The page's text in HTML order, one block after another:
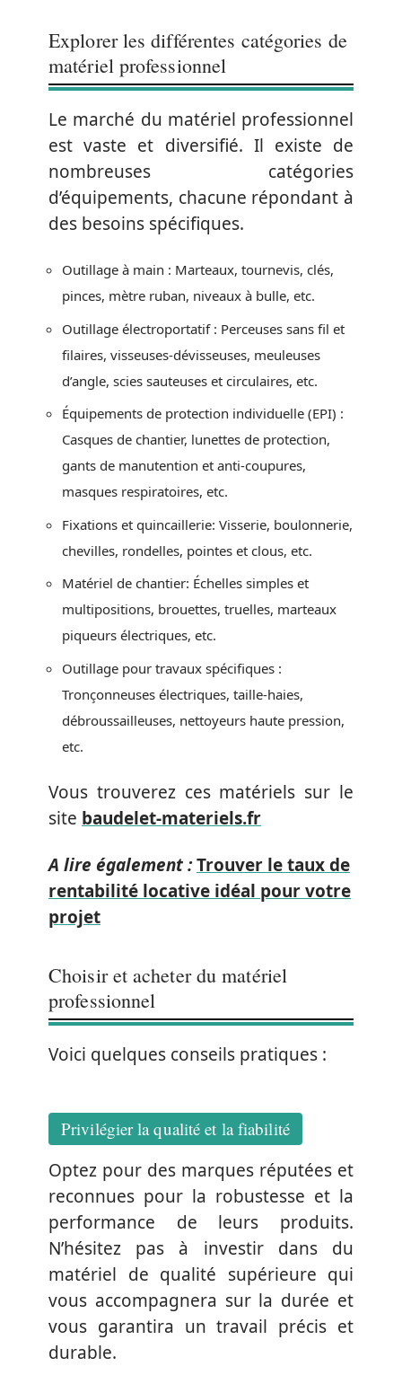
Explorer les différentes catégories de
matériel professionnel
Le marché du matériel professionnel
est vaste et diversifié. Il existe de
nombreuses catégories
d’équipements, chacune répondant à
des besoins spécifiques.
Outillage à main : Marteaux, tournevis, clés,
pinces, mètre ruban, niveaux à bulle, etc.
Outillage électroportatif : Perceuses sans fil et
filaires, visseuses-dévisseuses, meuleuses
d’angle, scies sauteuses et circulaires, etc.
Équipements de protection individuelle (EPI) :
Casques de chantier, lunettes de protection,
gants de manutention et anti-coupures,
masques respiratoires, etc.
Fixations et quincaillerie: Visserie, boulonnerie,
chevilles, rondelles, pointes et clous, etc.
Matériel de chantier: Échelles simples et
multipositions, brouettes, truelles, marteaux
piqueurs électriques, etc.
Outillage pour travaux spécifiques :
Tronçonneuses électriques, taille-haies,
débroussailleuses, nettoyeurs haute pression,
etc.
Vous trouverez ces matériels sur le
site baudelet-materiels.fr
A lire également :Trouver le taux de
rentabilité locative idéal pour votre
projet
Choisir et acheter du matériel
professionnel
Voici quelques conseils pratiques :
Privilégier la qualité et la fiabilité
Optez pour des marques réputées et
reconnues pour la robustesse et la
performance de leurs produits.
N’hésitez pas à investir dans du
matériel de qualité supérieure qui
vous accompagnera sur la durée et
vous garantira un travail précis et
durable.